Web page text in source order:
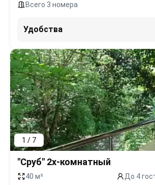
Всего 3 номера
Удобства
1 / 7
"Сруб" 2х-комнатный
40 м²
До 4